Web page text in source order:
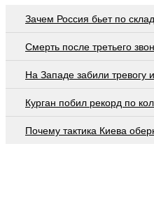
Зачем Россия бьет по
Смерть после третьего
На Западе забили тревогу
Курган побил рекорд по
Почему тактика Киева